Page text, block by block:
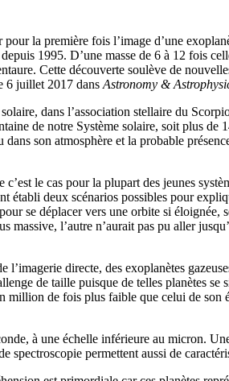
la première fois l’image d’une
1995. D’une masse de 6 à 12 fois
Cette découverte soulève de
6 juillet 2017 dans Astronomy &
dans l’association stellaire du
de notre Système solaire, soit plus de
son atmosphère et la probable
le cas pour la plupart des jeunes
deux scénarios possibles pour
se déplacer vers une orbite si éloignée,
l’autre n’aurait pas pu aller
directe, des exoplanètes
de taille puisque de telles planètes
million de fois plus faible que celui de son
à une échelle inférieure au micron.
permettent aussi de